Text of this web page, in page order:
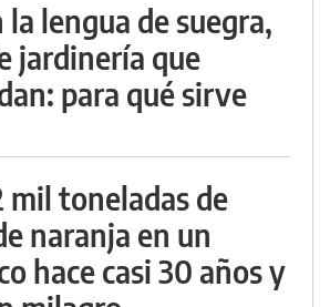
la lengua de suegra,
jardinería que
para qué sirve
mil toneladas de
naranja en un
hace casi 30 años y